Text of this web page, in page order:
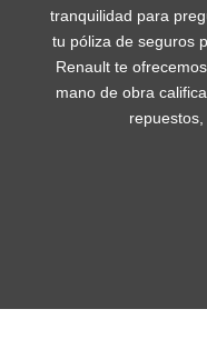
tranquilidad para
tu póliza de seguros
Renault te
mano de obra
repuestos,